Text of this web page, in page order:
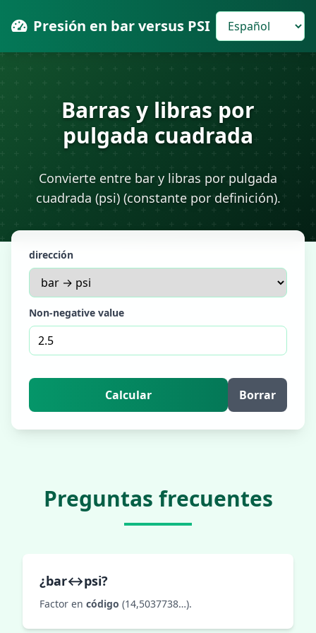
Presión en bar versus PSI
Barras y libras por
pulgada cuadrada
Convierte entre bar y libras por pulgada
cuadrada (psi) (constante por definición).
dirección
Non-negative value
Calcular Borrar
Preguntas frecuentes
¿bar↔psi?
Factor en código (14,5037738…).